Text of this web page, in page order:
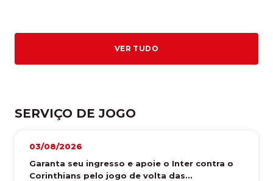
VER TUDO
SERVIÇO DE JOGO
03/08/2026
Garanta seu ingresso e apoie o Inter contra o
Corinthians pelo jogo de volta das...